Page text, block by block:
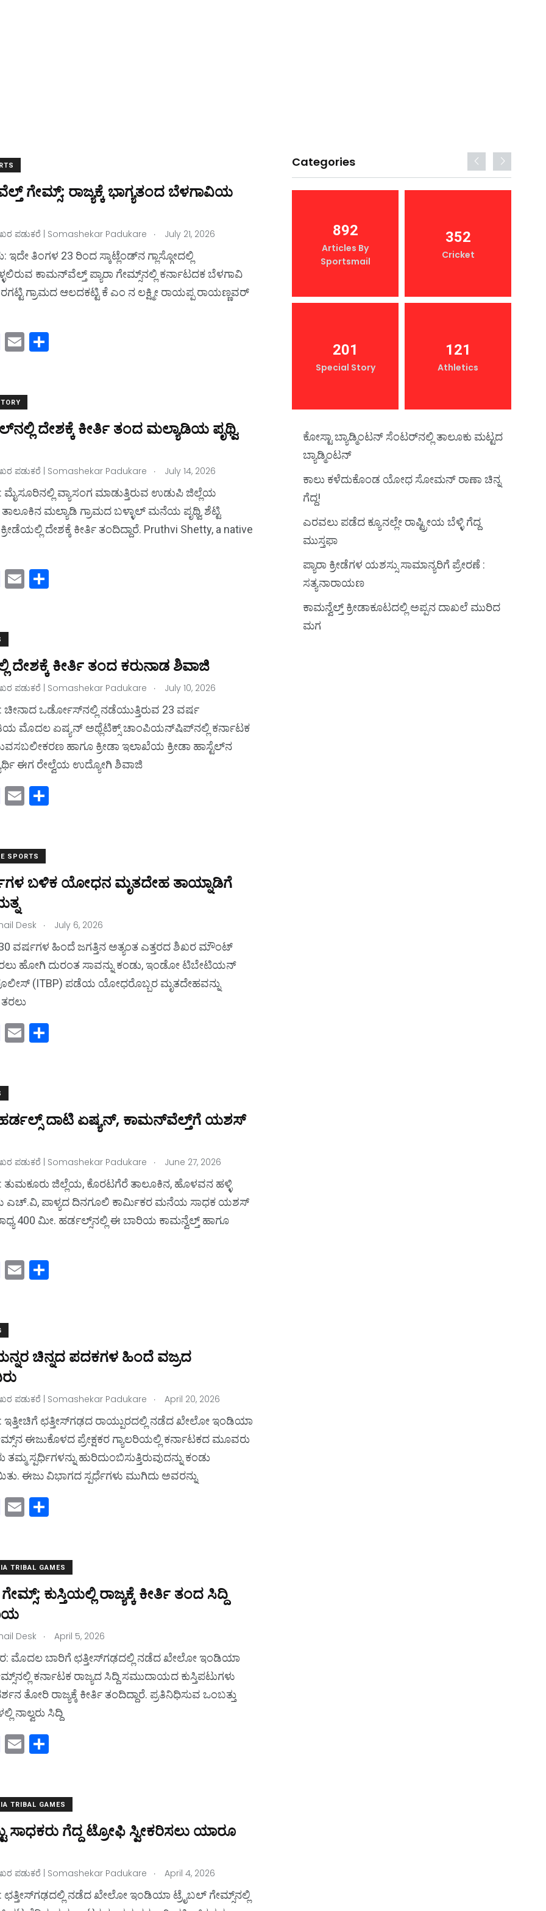
ಗೇಮ್ಸ್‌: ರಾಜ್ಯಕ್ಕೆ ಭಾಗ್ಯತಂದ ಬೆಳಗಾವಿಯ
ಪಡುಕರೆ | Somashekar Padukare . July 21, 2026
ಇದೇ ತಿಂಗಳ 23 ರಿಂದ ಸ್ಕಾಟ್ಲೆಂಡ್‌ನ ಗ್ಲಾಸ್ಗೋದಲ್ಲಿ
ಕಾಮನ್‌ವೆಲ್ತ್‌ ಪ್ಯಾರಾ ಗೇಮ್ಸ್‌ನಲ್ಲಿ ಕರ್ನಾಟದಕ ಬೆಳಗಾವಿ
ಗ್ರಾಮದ ಆಲದಕಟ್ಟಿ ಕೆ ಎಂ ನ ಲಕ್ಷ್ಮೀ ರಾಯಪ್ಪ ರಾಯಣ್ಣವರ್‌
M
a
o
d
o
E
m
l
ದೇಶಕ್ಕೆ ಕೀರ್ತಿ ತಂದ ಮಲ್ಯಾಡಿಯ ಪೃಥ್ವಿ
ಪಡುಕರೆ | Somashekar Padukare . July 14, 2026
ಮೈಸೂರಿನಲ್ಲಿ ವ್ಯಾಸಂಗ ಮಾಡುತ್ತಿರುವ ಉಡುಪಿ ಜಿಲ್ಲೆಯ
ತಾಲೂಕಿನ ಮಲ್ಯಾಡಿ ಗ್ರಾಮದ ಬಳ್ಳಾಲ್‌ ಮನೆಯ ಪೃಥ್ವಿ ಶೆಟ್ಟಿ
ದೇಶಕ್ಕೆ ಕೀರ್ತಿ ತಂದಿದ್ದಾರೆ. Pruthvi Shetty, a native
M
a
o
d
o
n
E
m
ದೇಶಕ್ಕೆ ಕೀರ್ತಿ ತಂದ ಕರುನಾಡ ಶಿವಾಜಿ
ಪಡುಕರೆ | Somashekar Padukare . July 10, 2026
ಚೀನಾದ ಒರ್ಡೋಸ್‌ನಲ್ಲಿ ನಡೆಯುತ್ತಿರುವ 23 ವರ್ಷ
ಏಷ್ಯನ್‌ ಅಥ್ಲೆಟಿಕ್ಸ್‌ ಚಾಂಪಿಯನ್‌ಷಿಪ್‌ನಲ್ಲಿ ಕರ್ನಾಟಕ
ಹಾಗೂ ಕ್ರೀಡಾ ಇಲಾಖೆಯ ಕ್ರೀಡಾ ಹಾಸ್ಟೆಲ್‌ನ
ಈಗ ರೇಲ್ವೆಯ ಉದ್ಯೋಗಿ ಶಿವಾಜಿ
M
a
o
d
o
n
E
m
l
SPORTS
ಬಳಿಕ ಯೋಧನ ಮೃತದೇಹ ತಾಯ್ನಾಡಿಗೆ
Desk . July 6, 2026
ವರ್ಷಗಳ ಹಿಂದೆ ಜಗತ್ತಿನ ಅತ್ಯಂತ ಎತ್ತರದ ಶಿಖರ ಮೌಂಟ್‌
ಹೋಗಿ ದುರಂತ ಸಾವನ್ನು ಕಂಡು, ಇಂಡೋ ಟಿಬೇಟಿಯನ್‌
(ITBP) ಪಡೆಯ ಯೋಧರೊಬ್ಬರ ಮೃತದೇಹವನ್ನು
M
a
o
d
o
E
m
ಹರ್ಡಲ್ಸ್‌ ದಾಟಿ ಏಷ್ಯನ್‌, ಕಾಮನ್‌ವೆಲ್ತ್‌ಗೆ ಯಶಸ್‌
ಪಡುಕರೆ | Somashekar Padukare . June 27, 2026
ತುಮಕೂರು ಜಿಲ್ಲೆಯ, ಕೊರಟಗೆರೆ ತಾಲೂಕಿನ, ಹೊಳವನ ಹಳ್ಳಿ
ಪಾಳ್ಯದ ದಿನಗೂಲಿ ಕಾರ್ಮಿಕರ ಮನೆಯ ಸಾಧಕ ಯಶಸ್‌
400 ಮೀ. ಹರ್ಡಲ್ಸ್‌ನಲ್ಲಿ ಈ ಬಾರಿಯ ಕಾಮನ್ವೆಲ್ತ್‌ ಹಾಗೂ
M
a
o
d
o
n
E
m
ಚಿನ್ನದ ಪದಕಗಳ ಹಿಂದೆ ವಜ್ರದ
ಪಡುಕರೆ | Somashekar Padukare . April 20, 2026
ಇತ್ತೀಚಿಗೆ ಛತ್ತೀಸ್‌ಗಢದ ರಾಯ್ಪುರದಲ್ಲಿ ನಡೆದ ಖೇಲೋ ಇಂಡಿಯಾ
ಈಜುಕೊಳದ ಪ್ರೇಕ್ಷಕರ ಗ್ಯಾಲರಿಯಲ್ಲಿ ಕರ್ನಾಟಕದ ಮೂವರು
ಸ್ಪರ್ಧಿಗಳನ್ನು ಹುರಿದುಂಬಿಸುತ್ತಿರುವುದನ್ನು ಕಂಡು
ಈಜು ವಿಭಾಗದ ಸ್ಪರ್ಧೆಗಳು ಮುಗಿದು ಅವರನ್ನು
M
a
o
d
o
n
E
m
l e
TRIBAL GAMES
ಕುಸ್ತಿಯಲ್ಲಿ ರಾಜ್ಯಕ್ಕೆ ಕೀರ್ತಿ ತಂದ ಸಿದ್ದಿ
Desk . April 5, 2026
ಮೊದಲ ಬಾರಿಗೆ ಛತ್ತೀಸ್‌ಗಢದಲ್ಲಿ ನಡೆದ ಖೇಲೋ ಇಂಡಿಯಾ
ಕರ್ನಾಟಕ ರಾಜ್ಯದ ಸಿದ್ದಿ ಸಮುದಾಯದ ಕುಸ್ತಿಪಟುಗಳು
ತೋರಿ ರಾಜ್ಯಕ್ಕೆ ಕೀರ್ತಿ ತಂದಿದ್ದಾರೆ. ಪ್ರತಿನಿಧಿಸುವ ಒಂಬತ್ತು
ನಾಲ್ವರು ಸಿದ್ದಿ
M
a
o
d
o
E
m
l e
TRIBAL GAMES
ಸಾಧಕರು ಗೆದ್ದ ಟ್ರೋಫಿ ಸ್ವೀಕರಿಸಲು ಯಾರೂ
ಪಡುಕರೆ | Somashekar Padukare . April 4, 2026
ಛತ್ತೀಸ್‌ಗಢದಲ್ಲಿ ನಡೆದ ಖೇಲೋ ಇಂಡಿಯಾ ಟ್ರೈಬಲ್‌ ಗೇಮ್ಸ್‌ನಲ್ಲಿ
Categories
2
Kambala
892
Articles By
Sportsmail
352
Cricket
201
Special Story
121
Athletics
ಕೋಸ್ಟಾ ಬ್ಯಾಡ್ಮಿಂಟನ್‌ ಸೆಂಟರ್‌ನಲ್ಲಿ ತಾಲೂಕು ಮಟ್ಟದ
ಬ್ಯಾಡ್ಮಿಂಟನ್‌
ಕಾಲು ಕಳೆದುಕೊಂಡ ಯೋಧ ಸೋಮನ್ ರಾಣಾ ಚಿನ್ನ
ಗೆದ್ದ!
ಎರವಲು ಪಡೆದ ಕ್ಯೂನಲ್ಲೇ ರಾಷ್ಟ್ರೀಯ ಬೆಳ್ಳಿ ಗೆದ್ದ
ಮುಸ್ತಫಾ
ಪ್ಯಾರಾ ಕ್ರೀಡೆಗಳ ಯಶಸ್ಸು ಸಾಮಾನ್ಯರಿಗೆ ಪ್ರೇರಣೆ :
ಸತ್ಯನಾರಾಯಣ
ಕಾಮನ್ವೆಲ್ತ್‌ ಕ್ರೀಡಾಕೂಟದಲ್ಲಿ ಅಪ್ಪನ ದಾಖಲೆ ಮುರಿದ
ಮಗ